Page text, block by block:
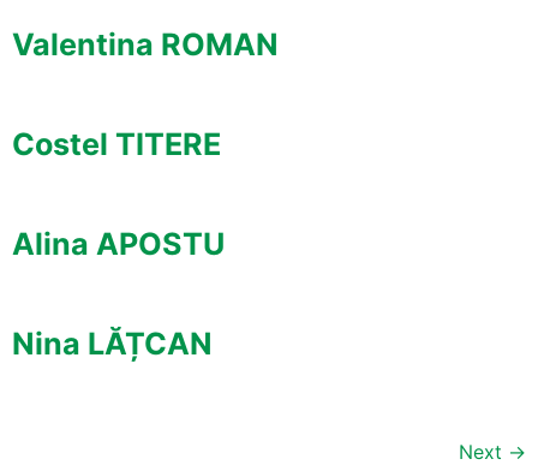
Valentina ROMAN
Costel TITERE
Alina APOSTU
Nina LĂȚCAN
Next →